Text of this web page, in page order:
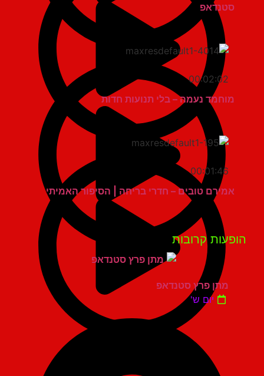
סטנדאפ
00:02:02
מוחמד נעמה – בלי תנועות חדות
00:01:46
אמירם טובים – חדרי בריחה | הסיפור האמיתי
קרובות
מתן פרץ סטנדאפ
יום ש'